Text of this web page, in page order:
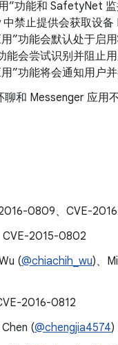
”功能和 SafetyNet
禁止提供会获取设
”功能会默认处于启
能会尝试识别并阻止
”功能将会通知用户并
和 Messenger 应用
0809、CVE-
2015-0802
(@chiachih_wu)、
2016-0812
(@chengjia4574)